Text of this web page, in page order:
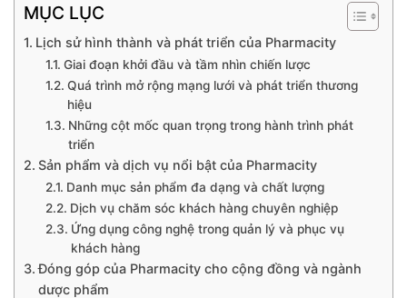
MỤC LỤC
Lịch sử hình thành và phát triển của Pharmacity
Giai đoạn khởi đầu và tầm nhìn chiến lược
Quá trình mở rộng mạng lưới và phát triển thương
hiệu
Những cột mốc quan trọng trong hành trình phát
triển
Sản phẩm và dịch vụ nổi bật của Pharmacity
Danh mục sản phẩm đa dạng và chất lượng
Dịch vụ chăm sóc khách hàng chuyên nghiệp
Ứng dụng công nghệ trong quản lý và phục vụ
khách hàng
Đóng góp của Pharmacity cho cộng đồng và ngành
dược phẩm